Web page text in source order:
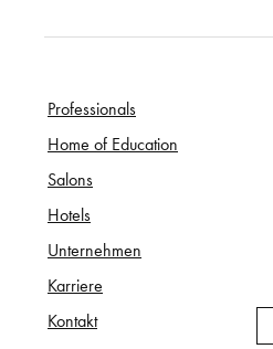
Professionals
Home of Education
Salons
Hotels
Unternehmen
Karriere
Kontakt